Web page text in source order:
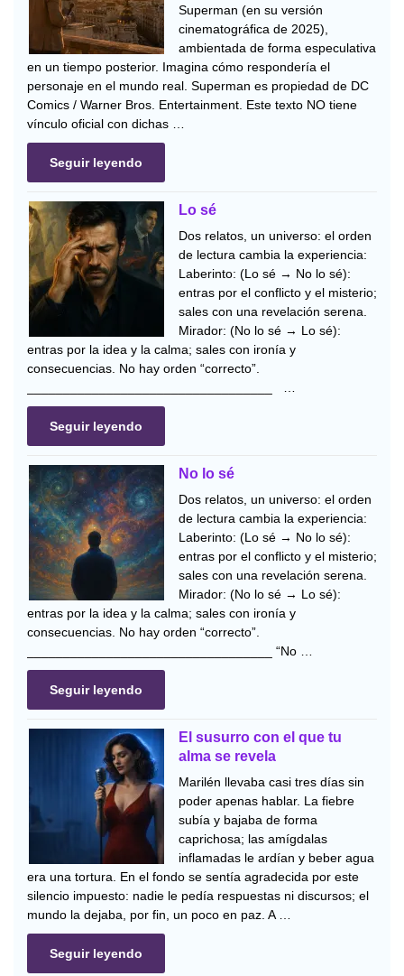
Superman (en su versión
cinematográfica de 2025),
ambientada de forma especulativa
en un tiempo posterior. Imagina cómo respondería el
personaje en el mundo real. Superman es propiedad de DC
Comics / Warner Bros. Entertainment. Este texto NO tiene
vínculo oficial con dichas …
Seguir leyendo
Lo sé
Dos relatos, un universo: el orden
de lectura cambia la experiencia:
Laberinto: (Lo sé → No lo sé):
entras por el conflicto y el misterio;
sales con una revelación serena.
Mirador: (No lo sé → Lo sé):
entras por la idea y la calma; sales con ironía y
consecuencias. No hay orden “correcto”.
Seguir leyendo
No lo sé
Dos relatos, un universo: el orden
de lectura cambia la experiencia:
Laberinto: (Lo sé → No lo sé):
entras por el conflicto y el misterio;
sales con una revelación serena.
Mirador: (No lo sé → Lo sé):
entras por la idea y la calma; sales con ironía y
consecuencias. No hay orden “correcto”.
__________________________________ “No …
Seguir leyendo
El susurro con el que tu
alma se revela
Marilén llevaba casi tres días sin
poder apenas hablar. La fiebre
subía y bajaba de forma
caprichosa; las amígdalas
inflamadas le ardían y beber agua
era una tortura. En el fondo se sentía agradecida por este
silencio impuesto: nadie le pedía respuestas ni discursos; el
mundo la dejaba, por fin, un poco en paz. A …
Seguir leyendo